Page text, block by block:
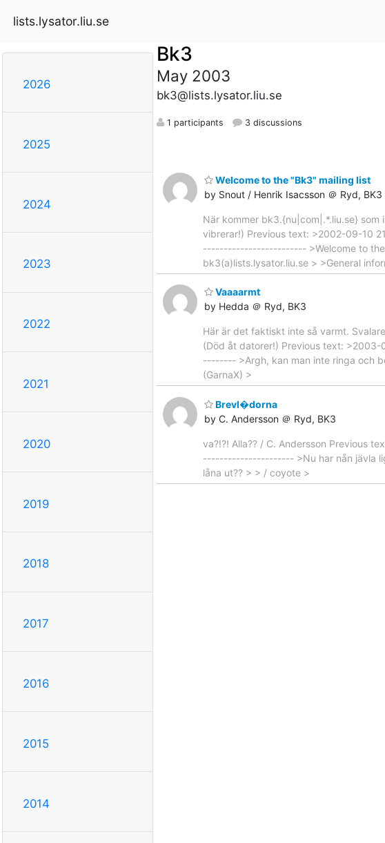
lists.lysator.liu.se
2026
2025
2024
2023
2022
2021
2020
2019
2018
2017
2016
2015
2014
Bk3
May 2003
bk3@lists.lysator.liu.se
1 participants 3 discussions
Welcome to the "Bk3" mailing list
by Snout / Henrik Isacsson ＠ Ryd, BK3
När kommer bk3.{nu|com|.*.liu.se} som
vibrerar!) Previous text: >2002-09-
------------------------- >Welcome to the
bk3(a)lists.lysator.liu.se > >General
Vaaaarmt
by Hedda ＠ Ryd, BK3
Här är det faktiskt inte så varmt.
(Död åt datorer!) Previous text:
-------- >Argh, kan man inte ringa och
(GarnaX) >
Brevl�dorna
by C. Andersson ＠ Ryd, BK3
va?!?! Alla?? / C. Andersson
---------------------- >Nu har nån jävla
låna ut?? > > / coyote >